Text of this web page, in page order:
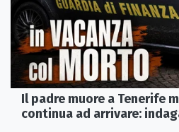
Il padre muore a Tenerife
continua ad arrivare: